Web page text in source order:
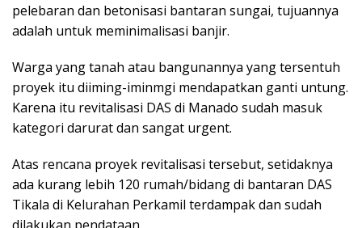
pelebaran dan betonisasi bantaran sungai, tujuannya
adalah untuk meminimalisasi banjir.
Warga yang tanah atau bangunannya yang tersentuh
proyek itu diiming-iminmgi mendapatkan ganti untung.
Karena itu revitalisasi DAS di Manado sudah masuk
kategori darurat dan sangat urgent.
Atas rencana proyek revitalisasi tersebut, setidaknya
ada kurang lebih 120 rumah/bidang di bantaran DAS
Tikala di Kelurahan Perkamil terdampak dan sudah